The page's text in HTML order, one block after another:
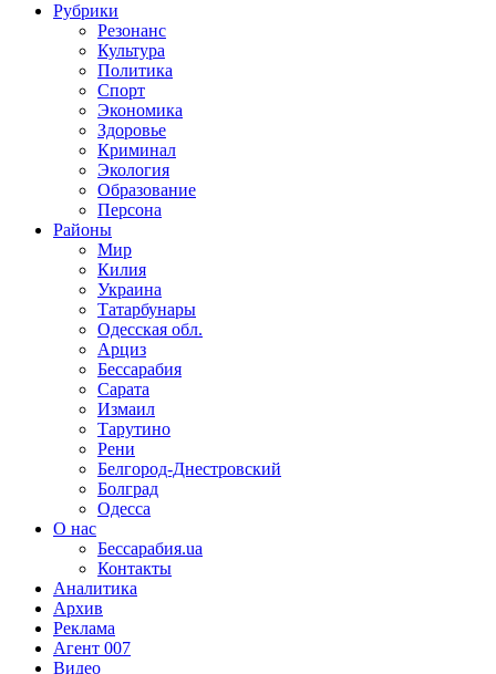
Рубрики
Резонанс
Культура
Политика
Спорт
Экономика
Здоровье
Криминал
Экология
Образование
Персона
Районы
Мир
Килия
Украина
Татарбунары
Одесская обл.
Арциз
Бессарабия
Сарата
Измаил
Тарутино
Рени
Белгород-Днестровский
Болград
Одесса
О нас
Бессарабия.ua
Контакты
Аналитика
Архив
Реклама
Агент 007
Видео